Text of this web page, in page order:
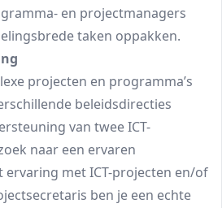
en projectmanagers
taken oppakken.
projecten en programma’s
beleidsdirecties
van twee ICT-
naar een ervaren
met ICT-projecten en/of
ben je een echte